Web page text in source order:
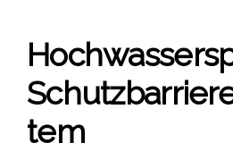
tem